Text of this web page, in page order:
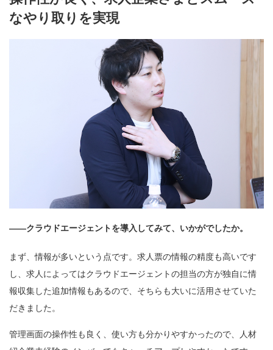
なやり取りを実現
——クラウドエージェントを導入してみて、いかがでしたか。
まず、情報が多いという点です。求人票の情報の精度も高いです
し、求人によってはクラウドエージェントの担当の方が独自に情
報収集した追加情報もあるので、そちらも大いに活用させていた
だきました。
管理画面の操作性も良く、使い方も分かりやすかったので、人材